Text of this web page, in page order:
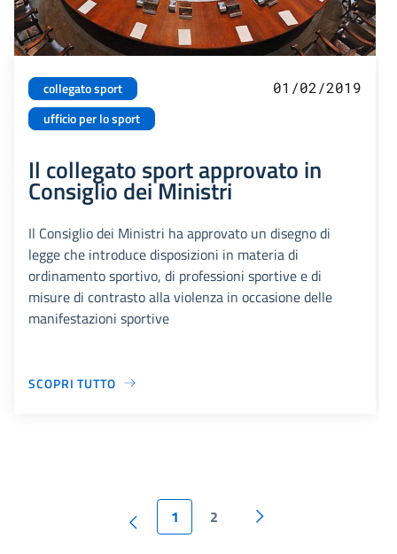
collegato sport
ufficio per lo sport
01/02/2019
Il collegato sport approvato in
Consiglio dei Ministri
Il Consiglio dei Ministri ha approvato un disegno di
legge che introduce disposizioni in materia di
ordinamento sportivo, di professioni sportive e di
misure di contrasto alla violenza in occasione delle
manifestazioni sportive
SCOPRI TUTTO
1 2